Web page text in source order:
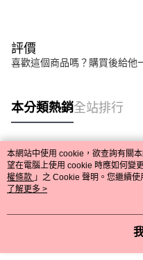
評價
喜歡這個商品嗎？購買後給他
本分類熱銷全站排行
熱門標籤
本網站中使用 cookie，欲查詢有關
望在電腦上使用 cookie 時應如何變
權條款 」之 Cookie 聲明。您繼續
用條款之 Cookie 聲明使用 cookie。
了解更多 >